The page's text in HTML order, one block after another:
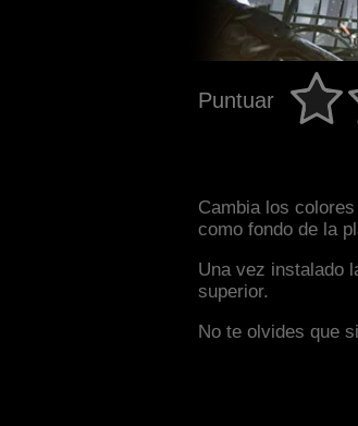
Puntuar
Cambia los
como fondo de la
Una vez instalado
superior.
No te olvides que